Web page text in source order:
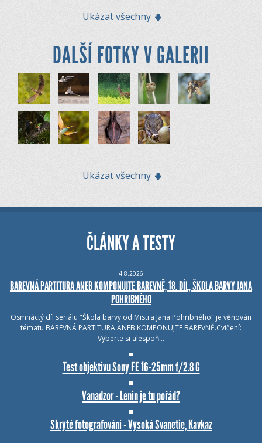
Ukázat všechny
DALŠÍ FOTKY V GALERII
Ukázat všechny
ČLÁNKY A TESTY
4.8.2026
BAREVNÁ PARTITURA ANEB KOMPONUJTE BAREVNĚ, 18. DÍL, ŠKOLA BARVY JANA
POHRIBNÉHO
Osmnáctý díl seriálu "Škola barvy od Mistra Jana Pohribného" je věnován
tématu BAREVNÁ PARTITURA ANEB KOMPONUJTE BAREVNĚ.Cvičení:
Vyberte si alespoň…
Test objektivu Sony FE 16-25mm f/2.8 G
Vanadzor - Lenin je tu pořád?
Skryté fotografování - Vysoká Svanetie, Kavkaz